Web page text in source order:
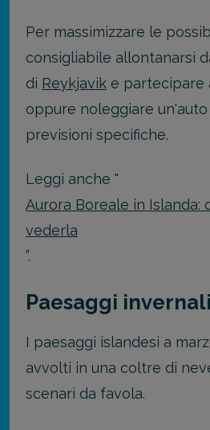
Per massimizzare le
consigliabile allontanarsi
di Reykjavik e partecipare
oppure noleggiare
previsioni specifiche.
Leggi anche "
Aurora Boreale in Islanda:
vederla
”.
Paesaggi invernali
I paesaggi islandesi a
avvolti in una coltre di
scenari da favola.